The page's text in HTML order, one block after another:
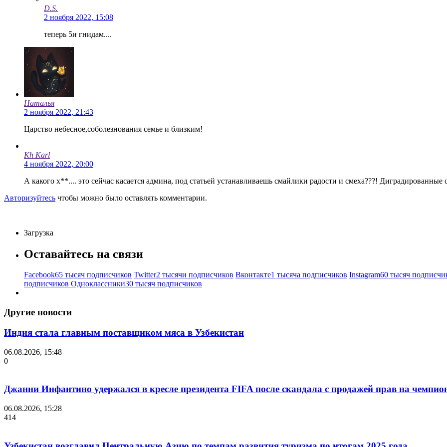
D.S.
2 ноября 2022, 15:08
теперь 5и гнидам....
Наталья
2 ноября 2022, 21:43
Царство небесное,соболезнования семье и близким!
Kh Karl
4 ноября 2022, 20:00
А какого х**.... это сейчас касается админа, под статьей устанавливаешь смайлики радости и смеха???! Диградированные
Авторизуйтесь чтобы можно было оставлять комментарии.
Загрузка
Оставайтесь на связи
Facebook65 тысяч подписчиков Twitter2 тысячи подписчиков Вконтакте1 тысяча подписчиков Instagram60 тысяч
подписчиков Одноклассники30 тысяч подписчиков
Другие новости
Индия стала главным поставщиком мяса в Узбекистан
06.08.2026, 15:48
0
Джанни Инфантино удержался в кресле президента FIFA после скандала с продажей прав на
06.08.2026, 15:28
414